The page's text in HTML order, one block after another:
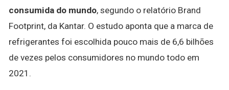
consumida do mundo, segundo o relatório Brand
Footprint, da Kantar. O estudo aponta que a marca de
refrigerantes foi escolhida pouco mais de 6,6 bilhões
de vezes pelos consumidores no mundo todo em
2021.